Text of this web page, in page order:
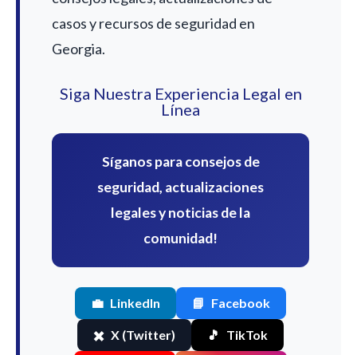
casos y recursos de seguridad en
Georgia.
Siga Nuestra Experiencia Legal en
Línea
Síganos para consejos de
seguridad, actualizaciones
legales y noticias de la
comunidad!
💼 LinkedIn 📘 Facebook
✖️ X (Twitter) 🎵 TikTok